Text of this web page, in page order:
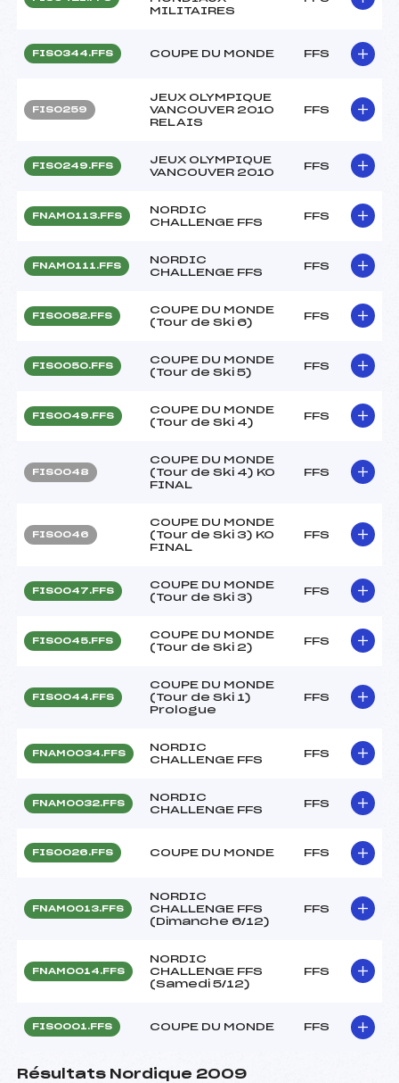
MILITAIRES
FIS0344.FFS COUPE DU MONDE FFS
FIS0259
JEUX OLYMPIQUE
VANCOUVER 2010
RELAIS
FFS
FIS0249.FFS
JEUX OLYMPIQUE
VANCOUVER 2010
FFS
FNAM0113.FFS
NORDIC
CHALLENGE FFS
FFS
FNAM0111.FFS
NORDIC
CHALLENGE FFS
FFS
FIS0052.FFS
COUPE DU MONDE
(Tour de Ski 6)
FFS
FIS0050.FFS
COUPE DU MONDE
(Tour de Ski 5)
FFS
FIS0049.FFS
COUPE DU MONDE
(Tour de Ski 4)
FFS
FIS0048
COUPE DU MONDE
(Tour de Ski 4) KO
FINAL
FFS
FIS0046
COUPE DU MONDE
(Tour de Ski 3) KO
FINAL
FFS
FIS0047.FFS
COUPE DU MONDE
(Tour de Ski 3)
FFS
FIS0045.FFS
COUPE DU MONDE
(Tour de Ski 2)
FFS
FIS0044.FFS
COUPE DU MONDE
(Tour de Ski 1)
Prologue
FFS
FNAM0034.FFS
NORDIC
CHALLENGE FFS
FFS
FNAM0032.FFS
NORDIC
CHALLENGE FFS
FFS
FIS0026.FFS COUPE DU MONDE FFS
FNAM0013.FFS
NORDIC
CHALLENGE FFS
(Dimanche 6/12)
FFS
FNAM0014.FFS
NORDIC
CHALLENGE FFS
(Samedi 5/12)
FFS
FIS0001.FFS COUPE DU MONDE FFS
Résultats Nordique 2009